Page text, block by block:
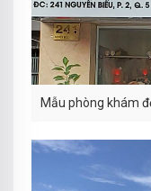
Mẫu phòng khám